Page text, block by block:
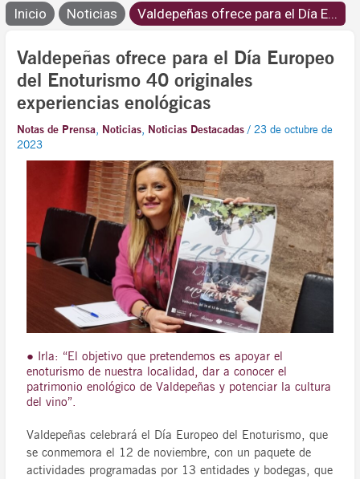
Inicio Noticias Valdepeñas ofrece para el Día E...
Valdepeñas ofrece para el Día Europeo
del Enoturismo 40 originales
experiencias enológicas
Notas de Prensa, Noticias, Noticias Destacadas /23 de octubre de
2023
● Irla: “El objetivo que pretendemos es apoyar el
enoturismo de nuestra localidad, dar a conocer el
patrimonio enológico de Valdepeñas y potenciar la cultura
del vino”.
Valdepeñas celebrará el Día Europeo del Enoturismo, que
se conmemora el 12 de noviembre, con un paquete de
actividades programadas por 13 entidades y bodegas, que